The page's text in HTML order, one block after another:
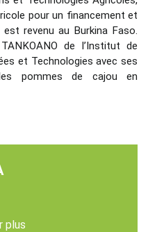
pour un financement et
revenu au Burkina Faso.
de l’Institut de
et Technologies avec ses
pommes de cajou en
plus